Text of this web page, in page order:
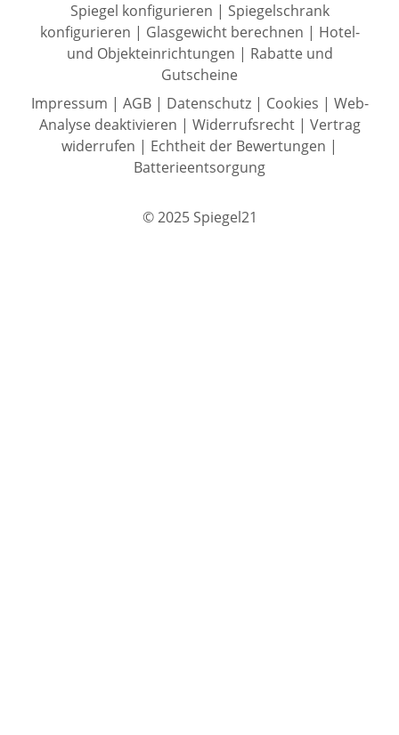
Spiegel konfigurieren | Spiegelschrank
konfigurieren | Glasgewicht berechnen | Hotel-
und Objekteinrichtungen | Rabatte und
Gutscheine
Impressum | AGB| Datenschutz| Cookies | Web-
Analyse deaktivieren | Widerrufsrecht| Vertrag
widerrufen | Echtheit der Bewertungen |
Batterieentsorgung
© 2025 Spiegel21